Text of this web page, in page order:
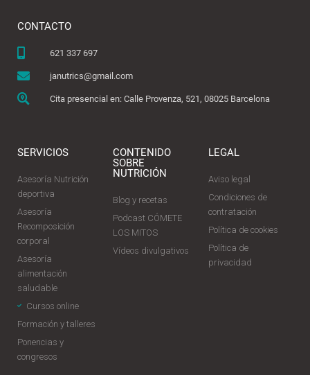
CONTACTO
621 337 697
janutrics@gmail.com
Cita presencial en: Calle Provenza, 521, 08025 Barcelona
SERVICIOS
Asesoría Nutrición
deportiva
Asesoría
Recomposición
corporal
Asesoría
alimentación
saludable
Cursos online
Formación y talleres
Ponencias y
congresos
CONTENIDO
SOBRE
NUTRICIÓN
Blog y recetas
Podcast CÓMETE
LOS MITOS
Vídeos divulgativos
LEGAL
Aviso legal
Condiciones de
contratación
Política de cookies
Política de
privacidad